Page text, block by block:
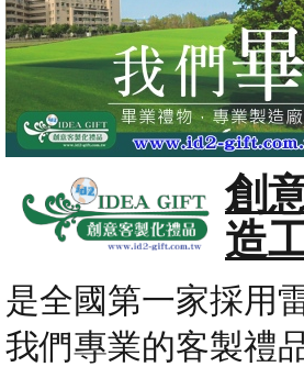
創
造
是全國第一家採用
我們專業的客製禮